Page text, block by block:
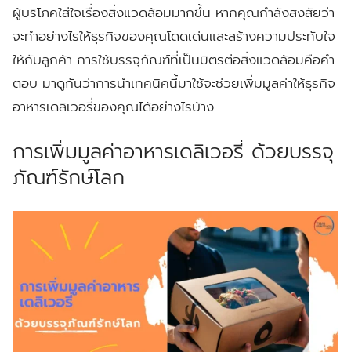
ผู้บริโภคใส่ใจเรื่องสิ่งแวดล้อมมากขึ้น หากคุณกำลังสงสัยว่า
จะทำอย่างไรให้ธุรกิจของคุณโดดเด่นและสร้างความประทับใจ
ให้กับลูกค้า การใช้บรรจุภัณฑ์ที่เป็นมิตรต่อสิ่งแวดล้อมคือคำ
ตอบ มาดูกันว่าการนำเทคนิคนี้มาใช้จะช่วยเพิ่มมูลค่าให้ธุรกิจ
อาหารเดลิเวอรี่ของคุณได้อย่างไรบ้าง
การเพิ่มมูลค่าอาหารเดลิเวอรี่ ด้วยบรรจุ
ภัณฑ์รักษ์โลก